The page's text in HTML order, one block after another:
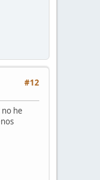
#12
he